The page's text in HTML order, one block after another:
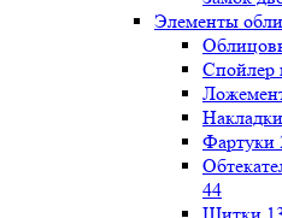
Элементы
Спойлер
Фартуки
44